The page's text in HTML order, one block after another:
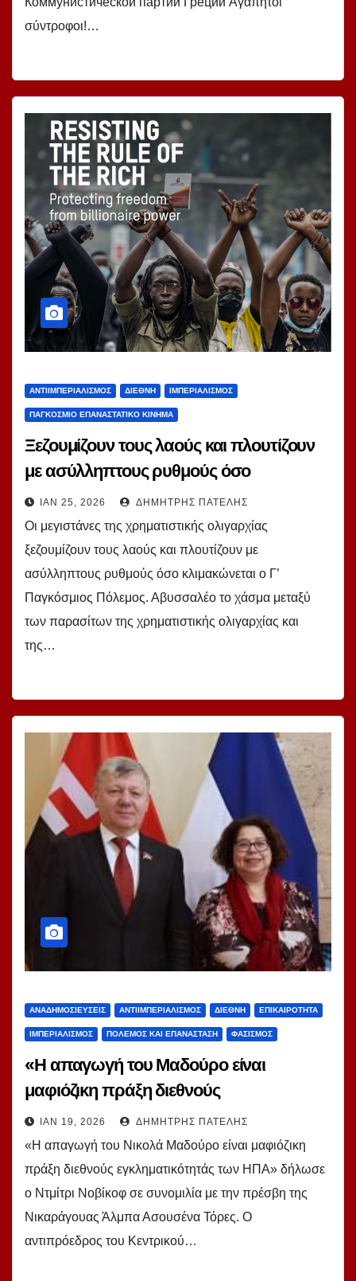
σύντροφοι!…
ΑΝΤΙΙΜΠΕΡΙΑΛΙΣΜΌΣ ΔΙΕΘΝΉ ΙΜΠΕΡΙΑΛΙΣΜΌΣ
ΠΑΓΚΌΣΜΙΟ ΕΠΑΝΑΣΤΑΤΙΚΌ ΚΊΝΗΜΑ
Ξεζουμίζουν τους λαούς και πλουτίζουν
με ασύλληπτους ρυθμούς όσο
κλιμακώνεται ο Γ’ Παγκόσμιος Πόλεμος.
Του Δ. Πατέλη
ΙΑΝ 25, 2026 ΔΗΜΉΤΡΗΣ ΠΑΤΈΛΗΣ
Οι μεγιστάνες της χρηματιστικής ολιγαρχίας
ξεζουμίζουν τους λαούς και πλουτίζουν με
ασύλληπτους ρυθμούς όσο κλιμακώνεται ο Γ’
Παγκόσμιος Πόλεμος. Αβυσσαλέο το χάσμα μεταξύ
των παρασίτων της χρηματιστικής ολιγαρχίας και
της…
ΑΝΑΔΗΜΟΣΙΕΎΣΕΙΣ ΑΝΤΙΙΜΠΕΡΙΑΛΙΣΜΌΣ ΔΙΕΘΝΉ ΕΠΙΚΑΙΡΌΤΗΤΑ
ΙΜΠΕΡΙΑΛΙΣΜΌΣ ΠΌΛΕΜΟΣ ΚΑΙ ΕΠΑΝΆΣΤΑΣΗ ΦΑΣΙΣΜΌΣ
«Η απαγωγή του Μαδούρο είναι
μαφιόζικη πράξη διεθνούς
εγκληματικότητάς των ΗΠΑ» – Ντμίτρι
Νοβίκοφ, αντιπρόεδρος ΚΚΡΟ
ΙΑΝ 19, 2026 ΔΗΜΉΤΡΗΣ ΠΑΤΈΛΗΣ
«Η απαγωγή του Νικολά Μαδούρο είναι μαφιόζικη
πράξη διεθνούς εγκληματικότητάς των ΗΠΑ» δήλωσε
ο Ντμίτρι Νοβίκοφ σε συνομιλία με την πρέσβη της
Νικαράγουας Άλμπα Ασουσένα Τόρες. Ο
αντιπρόεδρος του Κεντρικού…